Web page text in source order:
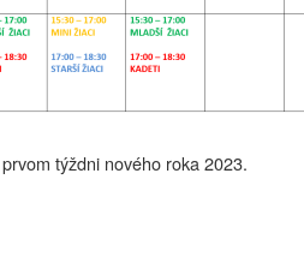
týždni nového roka 2023.